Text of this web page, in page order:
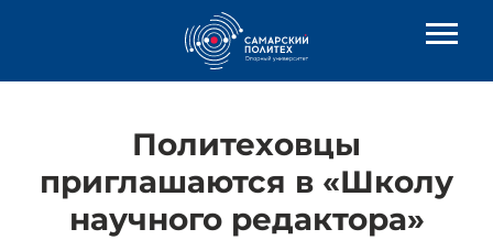
Политеховцы
приглашаются в «Школу
научного редактора»